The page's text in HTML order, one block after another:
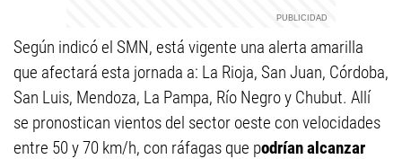
Según indicó el SMN, está vigente una alerta amarilla
que afectará esta jornada a: La Rioja, San Juan, Córdoba,
San Luis, Mendoza, La Pampa, Río Negro y Chubut. Allí
se pronostican vientos del sector oeste con velocidades
entre 50 y 70 km/h, con ráfagas que podrían alcanzar